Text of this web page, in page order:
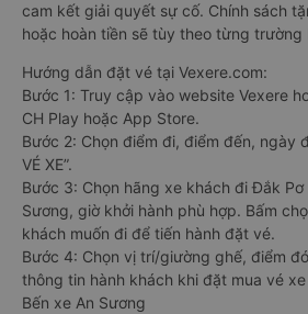
cam kết giải quyết sự cố. Chính sách
hoặc hoàn tiền sẽ tùy theo từng trường
Hướng dẫn đặt vé tại Vexere.com:
Bước 1: Truy cập vào website Vexere
CH Play hoặc App Store.
Bước 2: Chọn điểm đi, điểm đến, ngày
VÉ XE”.
Bước 3: Chọn hãng xe khách đi Đắk Pơ
Sương, giờ khởi hành phù hợp. Bấm
khách muốn đi để tiến hành đặt vé.
Bước 4: Chọn vị trí/giường ghế, điểm
thông tin hành khách khi đặt mua vé
Bến xe An Sương